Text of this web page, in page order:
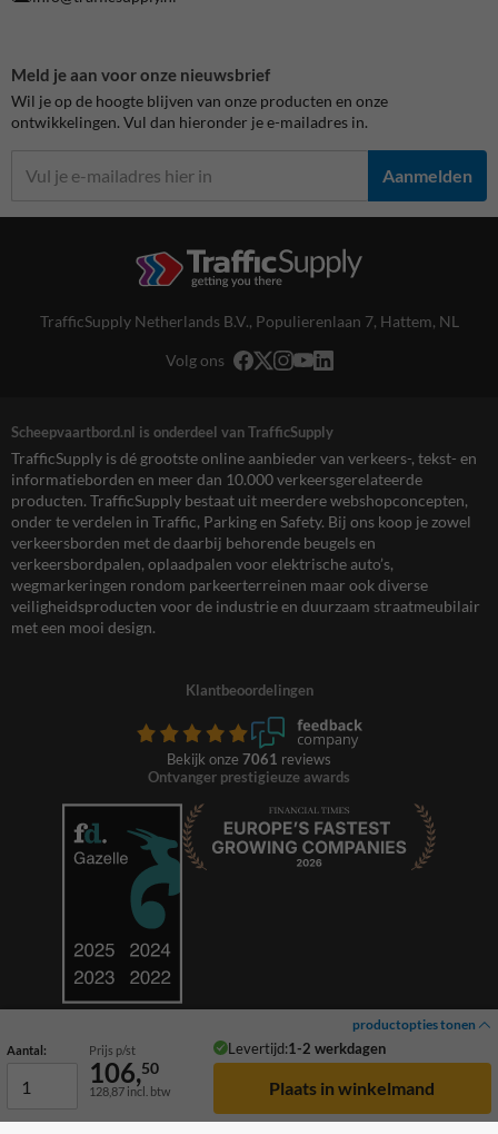
productopties tonen
Aantal: Prijs p/st Levertijd:1-2 werkdagen
106,50
128,87 incl. btw
Meld je aan voor onze nieuwsbrief
Wil je op de hoogte blijven van onze producten en onze
ontwikkelingen. Vul dan hieronder je e-mailadres in.
Aanmelden
TrafficSupply Netherlands B.V., Populierenlaan 7, Hattem, NL
Volg ons
Scheepvaartbord.nl is onderdeel van TrafficSupply
TrafficSupply is dé grootste online aanbieder van verkeers-, tekst- en
informatieborden en meer dan 10.000 verkeersgerelateerde
producten. TrafficSupply bestaat uit meerdere webshopconcepten,
onder te verdelen in Traffic, Parking en Safety. Bij ons koop je zowel
verkeersborden met de daarbij behorende beugels en
verkeersbordpalen, oplaadpalen voor elektrische auto’s,
wegmarkeringen rondom parkeerterreinen maar ook diverse
veiligheidsproducten voor de industrie en duurzaam straatmeubilair
met een mooi design.
Klantbeoordelingen
Bekijk onze 7061 reviews
Ontvanger prestigieuze awards
© 2026 TrafficSupply. Alle rechten voorbehouden.